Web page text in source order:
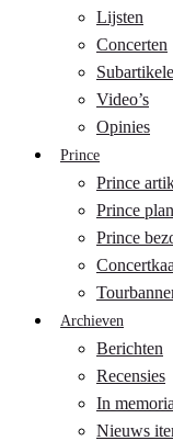
Lijsten
Concerten
Video’s
Opinies
Prince
Prince
Prince
Prince
Archieven
Berichten
Recensies
In
Nieuws